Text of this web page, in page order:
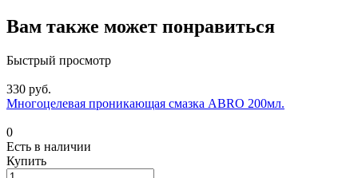
Вам также может понравиться
Быстрый просмотр
330 руб.
Многоцелевая проникающая смазка ABRO 200мл.
0
Есть в наличии
Купить